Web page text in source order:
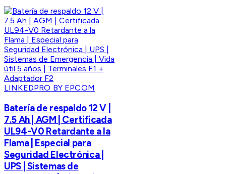
LINKEDPRO BY EPCOM
Batería de respaldo 12 V |
7.5 Ah | AGM | Certificada
UL94-V0 Retardante a la
Flama | Especial para
Seguridad Electrónica |
UPS | Sistemas de